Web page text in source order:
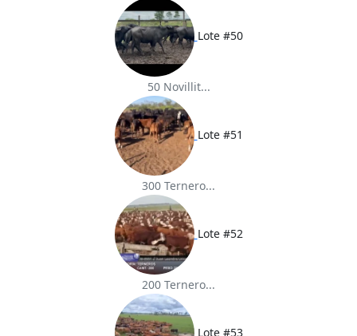
Lote #50
50 Novillit...
Lote #51
300 Ternero...
Lote #52
200 Ternero...
Lote #53